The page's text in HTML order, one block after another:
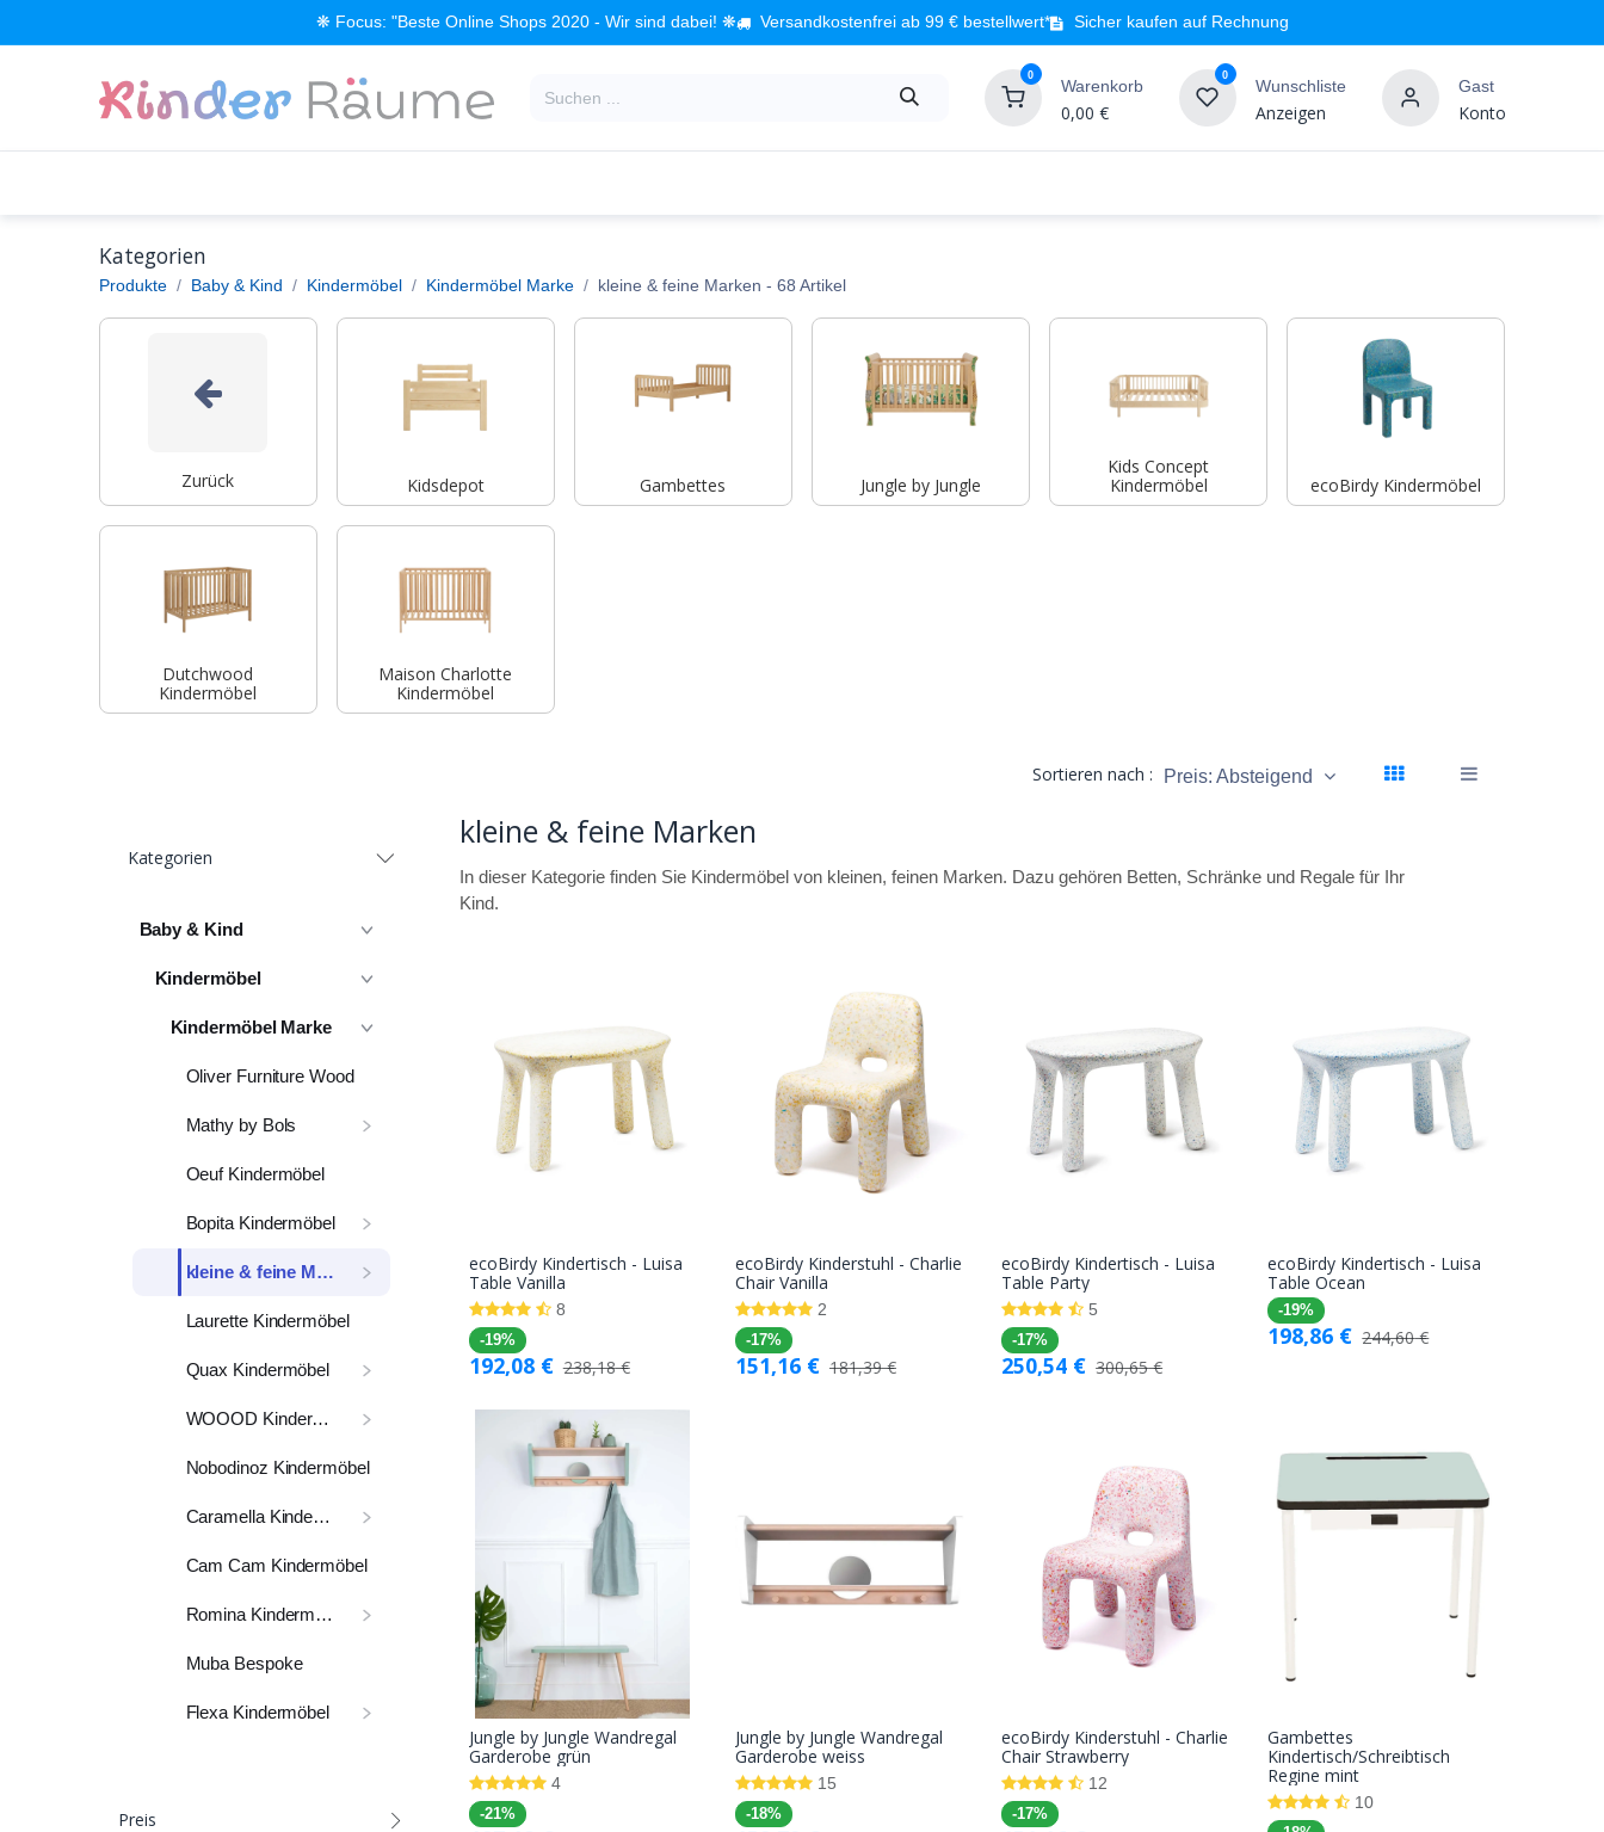
❋ Focus: "Beste Online Shops 2020 - Wir sind dabei! ❋ Versandkostenfrei ab 99 € bestellwert* Sicher kaufen auf Rechnung
0
Warenkorb
0,00 €
0
Wunschliste
Anzeigen
Gast
Konto
Kategorien
Produkte Baby & Kind Kindermöbel Kindermöbel Marke kleine & feine Marken - 68 Artikel
Zurück Kidsdepot Gambettes Jungle by Jungle
Kids Concept
Kindermöbel
ecoBirdy Kindermöbel
Dutchwood
Kindermöbel
Maison Charlotte
Kindermöbel
Sortieren nach : Preis: Absteigend
Kategorien
Baby & Kind
Kindermöbel
Kindermöbel Marke
Oliver Furniture Wood
Mathy by Bols
Oeuf Kindermöbel
Bopita Kindermöbel
kleine & feine Marken
Laurette Kindermöbel
Quax Kindermöbel
WOOOD Kindermöbel
Nobodinoz Kindermöbel
Caramella Kindermöbel
Cam Cam Kindermöbel
Romina Kindermöbel
Muba Bespoke
Flexa Kindermöbel
Preis
kleine & feine Marken
In dieser Kategorie finden Sie Kindermöbel von kleinen, feinen Marken. Dazu gehören Betten, Schränke und Regale für Ihr
Kind.
In den
Warenkorb
ecoBirdy Kindertisch - Luisa
Table Vanilla
8
-19%
192,08€ 238,18€
Warenkorb
ecoBirdy Kinderstuhl - Charlie
Chair Vanilla
2
-17%
151,16€ 181,39€
Warenkorb
ecoBirdy Kindertisch - Luisa
Table Party
5
-17%
250,54 € 300,65€
In den
ecoBirdy Kindertisch - Luisa
Table Ocean
-19%
198,86 € 244,60€
In den
Warenkorb
Jungle by Jungle Wandregal
Garderobe grün
4
-21%
In den
Warenkorb
Jungle by Jungle Wandregal
Garderobe weiss
15
-18%
In den
Warenkorb
ecoBirdy Kinderstuhl - Charlie
Chair Strawberry
12
-17%
In den
Warenkorb
Gambettes
Kindertisch/Schreibtisch
Regine mint
10